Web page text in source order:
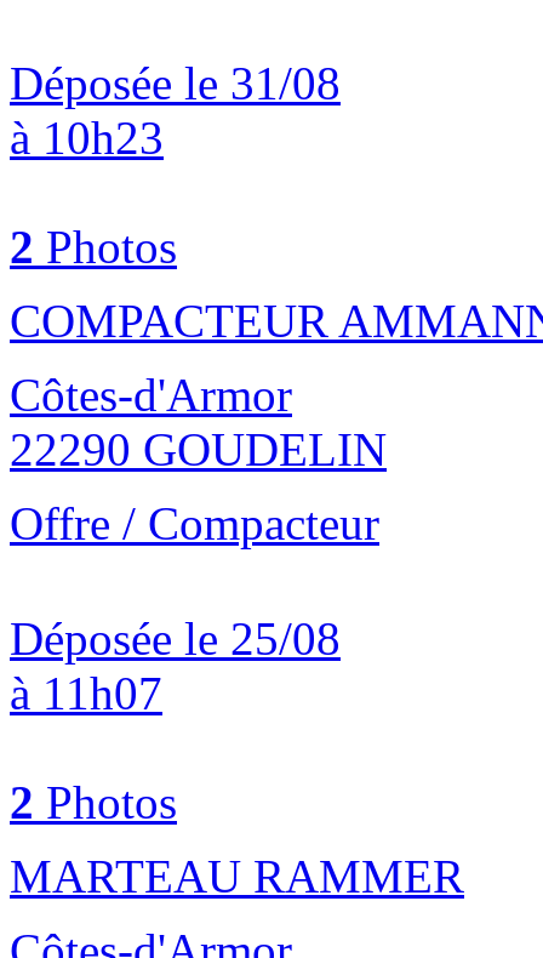
Déposée le 31/08
à 10h23
2 Photos
COMPACTEUR
Côtes-d'Armor
22290 GOUDELIN
Offre / Compacteur
Déposée le 25/08
à 11h07
2 Photos
MARTEAU RAMMER